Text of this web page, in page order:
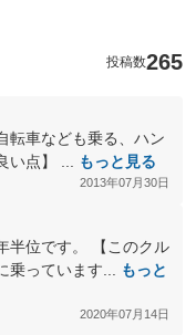
投稿数265
転車なども乗る、ハン
い点】 ...
もっと見る
2013年07月30日
半位です。 【このクル
乗っています...
もっと
2020年07月14日